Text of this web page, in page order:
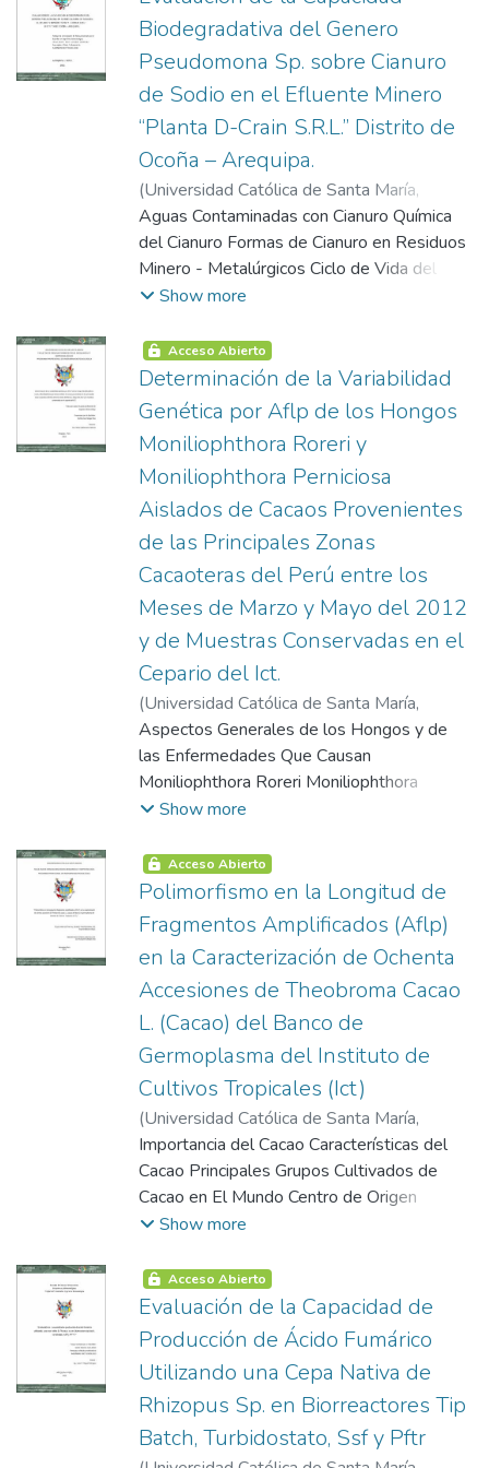
Productivo para la Obtención de
Concentrado Tánico Métodos de
Identificación de Taninos Métodos
Cuantitativos Estrés Oxidativo Fuentes de
Radicales Libres Toxicidad de los Radicales
Libres los Antioxidantes Clasificación de los
Antioxidantes Capacidad Antioxidante de
los Taninos Métodos de Cuantificación de
Antioxidantes Descripción de las
Características de las Vainas de Caesalpinia
Spinosa (Tara) Contenido de Taninos
Biodegradativa del Genero
Pseudomona Sp. sobre Cianuro
de Sodio en el Efluente Minero
“Planta D-Crain S.R.L.” Distrito de
Ocoña – Arequipa.
(Universidad Católica de Santa María,
2013-10-17)Vizcarra Rodríguez, Cesar
Miguel Angel
Aguas Contaminadas con Cianuro Química
del Cianuro Formas de Cianuro en Residuos
Minero - Metalúrgicos Ciclo de Vida del
Cianuro en la Extracción del Oro
Generalidades de Pseudomonas Método
de Identificación de Bacterias Tinción Gram
Triple Azúcar Hierro - Agar Tsi
Show more
Acceso Abierto
Determinación de la Variabilidad
Genética por Aflp de los Hongos
Moniliophthora Roreri y
Moniliophthora Perniciosa
Aislados de Cacaos Provenientes
de las Principales Zonas
Cacaoteras del Perú entre los
Meses de Marzo y Mayo del 2012
y de Muestras Conservadas en el
Cepario del Ict.
(Universidad Católica de Santa María,
2013-11-27)Melgar Ríos, Bertha Irene
Aspectos Generales de los Hongos y de
las Enfermedades Que Causan
Moniliophthora Roreri Moniliophthora
Perniciosa Importancia Económica
Estructura Genética de Poblaciones de
Hongos Fitopatógenos Identificación y
Caracterización Morfológica de Hongos
Técnica Molecular Usada para Análisis
Genético de Hongos
Show more
Acceso Abierto
Polimorfismo en la Longitud de
Fragmentos Amplificados (Aflp)
en la Caracterización de Ochenta
Accesiones de Theobroma Cacao
L. (Cacao) del Banco de
Germoplasma del Instituto de
Cultivos Tropicales (Ict)
(Universidad Católica de Santa María,
2013-11-27)Gallegos Diaz, Juan Ezequiel
Importancia del Cacao Características del
Cacao Principales Grupos Cultivados de
Cacao en El Mundo Centro de Origen
Fuentes de Variabilidad Mantenimiento de
Mejoramiento Genético Caracterización de
los Recursos Genéticos Generalidades
Acerca del Adn Caracterización Molecular
Polimorfismo en la Longitud de los
Fragmentos Amplificados (Aflp)
Electroforesis en Geles de Poliacrilamida
Análisis Estadístico Análisis Poblacional
Show more
Acceso Abierto
Evaluación de la Capacidad de
Producción de Ácido Fumárico
Utilizando una Cepa Nativa de
Rhizopus Sp. en Biorreactores Tip
Batch, Turbidostato, Ssf y Pftr